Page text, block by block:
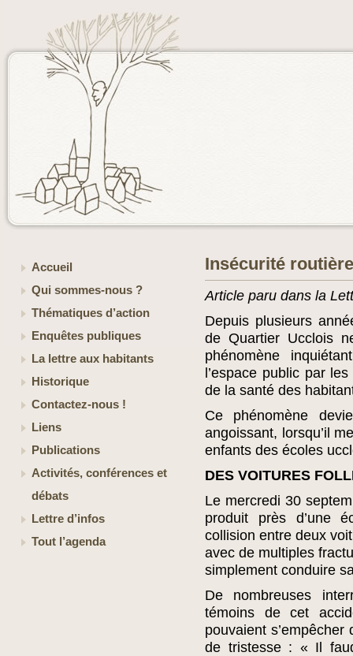
Accueil
Qui sommes-nous ?
Thématiques d’action
Enquêtes publiques
La lettre aux habitants
Historique
Contactez-nous !
Liens
Publications
Activités, conférences et
débats
Lettre d’infos
Tout l’agenda
Insécurité
Article paru dans la
Depuis plusieurs
de Quartier Ucclois
phénomène
l’espace public par
de la santé des
Ce phénomène
angoissant, lorsqu’il
enfants des écoles
DES VOITURES
Le mercredi 30
produit près d’une
collision entre deux
avec de multiples
simplement conduire
De nombreuses
témoins de cet
pouvaient
de tristesse : « Il